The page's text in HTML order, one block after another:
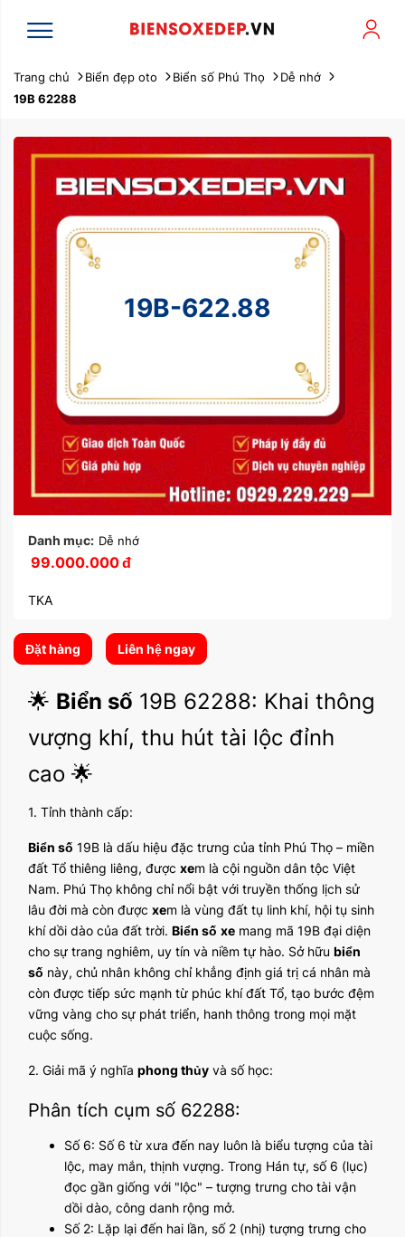
Trang chủ Biển đẹp oto Biển số Phú Thọ
Dễ nhớ
19B 62288
19B-622.88
Danh mục: Dễ nhớ
99.000.000đ
TKA
Đặt hàng Liên hệ ngay
🌟 Biển số 19B 62288: Khai thông
vượng khí, thu hút tài lộc đỉnh
cao 🌟
1. Tỉnh thành cấp:
Biển số 19B là dấu hiệu đặc trưng của tỉnh Phú Thọ – miền
đất Tổ thiêng liêng, được xem là cội nguồn dân tộc Việt
Nam. Phú Thọ không chỉ nổi bật với truyền thống lịch sử
lâu đời mà còn được xem là vùng đất tụ linh khí, hội tụ sinh
khí dồi dào của đất trời. Biển số xe mang mã 19B đại diện
cho sự trang nghiêm, uy tín và niềm tự hào. Sở hữu biển
số này, chủ nhân không chỉ khẳng định giá trị cá nhân mà
còn được tiếp sức mạnh từ phúc khí đất Tổ, tạo bước đệm
vững vàng cho sự phát triển, hanh thông trong mọi mặt
cuộc sống.
2. Giải mã ý nghĩa phong thủy và số học:
Phân tích cụm số 62288:
Số 6: Số 6 từ xưa đến nay luôn là biểu tượng của tài
lộc, may mắn, thịnh vượng. Trong Hán tự, số 6 (lục)
đọc gần giống với "lộc" – tượng trưng cho tài vận
dồi dào, công danh rộng mở.
Số 2: Lặp lại đến hai lần, số 2 (nhị) tượng trưng cho